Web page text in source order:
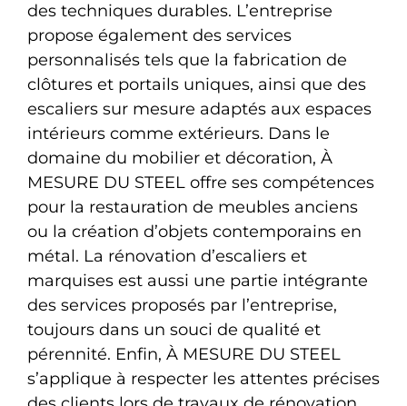
des techniques durables. L’entreprise
propose également des services
personnalisés tels que la fabrication de
clôtures et portails uniques, ainsi que des
escaliers sur mesure adaptés aux espaces
intérieurs comme extérieurs. Dans le
domaine du mobilier et décoration, À
MESURE DU STEEL offre ses compétences
pour la restauration de meubles anciens
ou la création d’objets contemporains en
métal. La rénovation d’escaliers et
marquises est aussi une partie intégrante
des services proposés par l’entreprise,
toujours dans un souci de qualité et
pérennité. Enfin, À MESURE DU STEEL
s’applique à respecter les attentes précises